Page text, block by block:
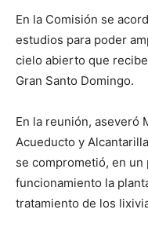
En la Comisión se
estudios para poder
cielo abierto que
Gran Santo Domingo.
En la reunión, aseveró
Acueducto y
se comprometió, en un
funcionamiento la
tratamiento de los